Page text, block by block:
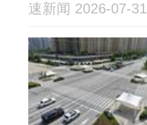
速新闻 2026-07-31